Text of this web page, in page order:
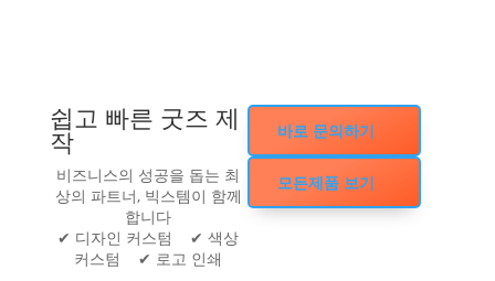
쉽고 빠른 굿즈 제
작
비즈니스의 성공을 돕는 최
상의 파트너, 빅스템이 함께
합니다
✔ 디자인 커스텀 ✔ 색상
커스텀 ✔ 로고 인쇄
바로 문의하기
모든제품 보기